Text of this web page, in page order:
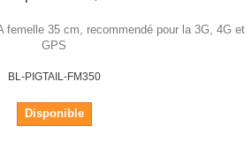
femelle 35 cm, recommendé pour la 3G, 4G et
GPS
BL-PIGTAIL-FM350
Disponible